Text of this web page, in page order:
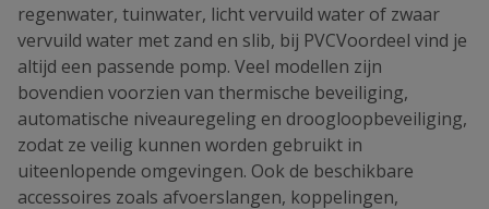
regenwater, tuinwater, licht vervuild water of zwaar
vervuild water met zand en slib, bij PVCVoordeel vind je
altijd een passende pomp. Veel modellen zijn
bovendien voorzien van thermische beveiliging,
automatische niveauregeling en droogloopbeveiliging,
zodat ze veilig kunnen worden gebruikt in
uiteenlopende omgevingen. Ook de beschikbare
accessoires zoals afvoerslangen, koppelingen,